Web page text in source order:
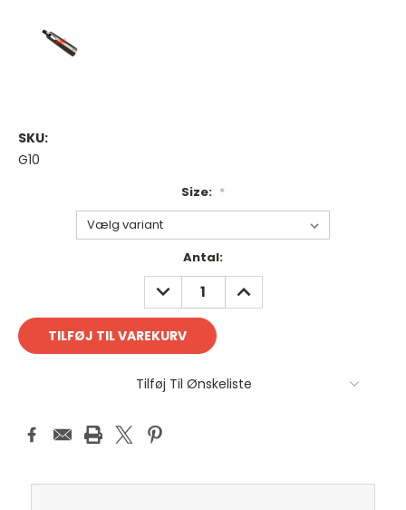
SKU:
G10
Size: *
Antal:
REDUCER
ANTAL:
FORØG
ANTAL:
Tilføj Til Ønskeliste